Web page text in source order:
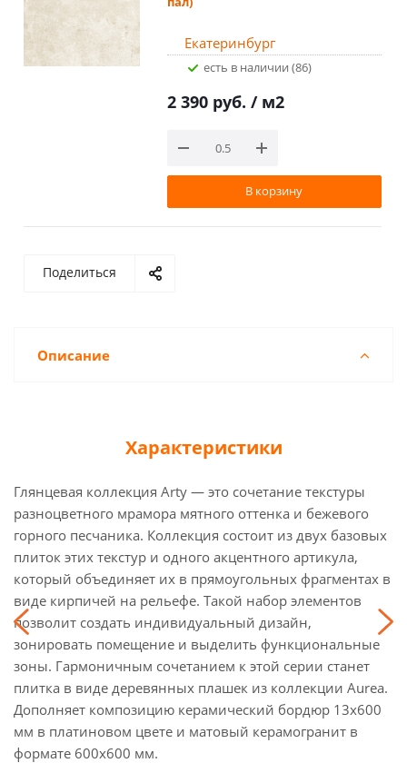
Екатеринбург
Есть в наличии (86)
2 390 руб. / м2
В корзину
Поделиться
Описание
Характеристики
Глянцевая коллекция Arty — это сочетание текстуры
разноцветного мрамора мятного оттенка и бежевого
горного песчаника. Коллекция состоит из двух базовых
плиток этих текстур и одного акцентного артикула,
который объединяет их в прямоугольных фрагментах в
виде кирпичей на рельефе. Такой набор элементов
позволит создать индивидуальный дизайн,
зонировать помещение и выделить функциональные
зоны. Гармоничным сочетанием к этой серии станет
плитка в виде деревянных плашек из коллекции Aurea.
Дополняет композицию керамический бордюр 13x600
мм в платиновом цвете и матовый керамогранит в
формате 600x600 мм.